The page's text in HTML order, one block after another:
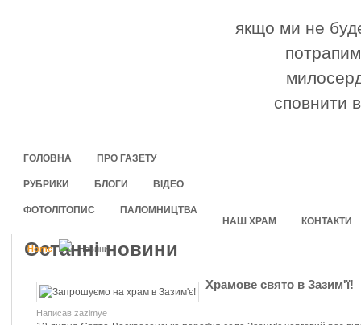
якщо ми не
сповнити
ГОЛОВНА ПРО ГАЗЕТУ
РУБРИКИ БЛОГИ ВІДЕО
ФОТОЛІТОПИС
ПАЛОМНИЦТВА
НАШ ХРАМ
КОНТАКТИ
Home Новини
Останні новини
Храмове свято в Зазим'ї!
Написав zazimye